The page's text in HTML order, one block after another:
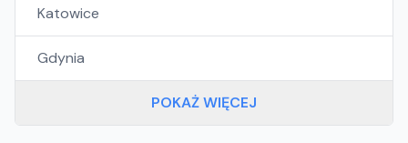
Katowice
Gdynia
POKAŻ WIĘCEJ